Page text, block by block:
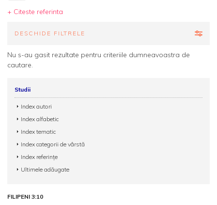
+ Citeste referinta
DESCHIDE FILTRELE
Nu s-au gasit rezultate pentru criteriile dumneavoastra de
cautare.
Studii
Index autori
Index alfabetic
Index tematic
Index categorii de vârstă
Index referințe
Ultimele adăugate
FILIPENI 3:10